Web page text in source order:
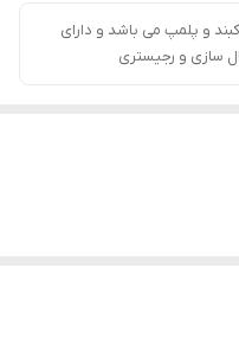
آکبند و پلمپ می باشد و دارای